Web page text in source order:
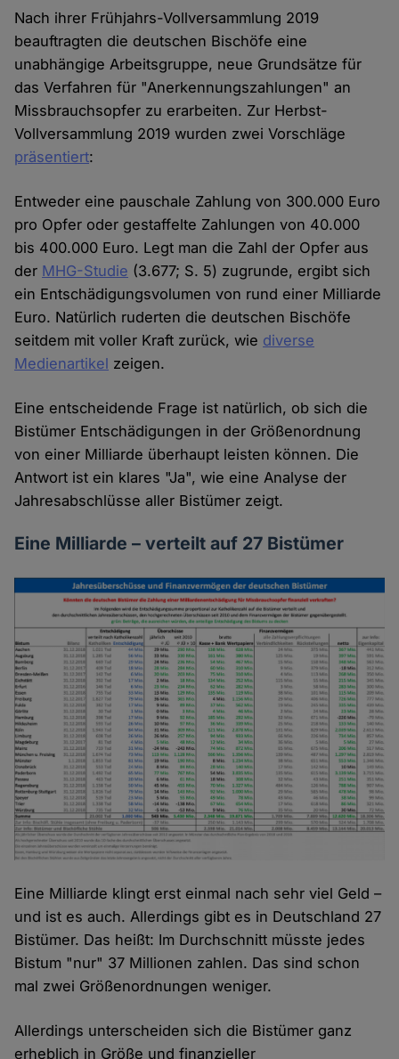
Nach ihrer Frühjahrs-Vollversammlung 2019
beauftragten die deutschen Bischöfe eine
unabhängige Arbeitsgruppe, neue Grundsätze für
das Verfahren für "Anerkennungszahlungen" an
Missbrauchsopfer zu erarbeiten. Zur Herbst-
Vollversammlung 2019 wurden zwei Vorschläge
präsentiert:
Entweder eine pauschale Zahlung von 300.000 Euro
pro Opfer oder gestaffelte Zahlungen von 40.000
bis 400.000 Euro. Legt man die Zahl der Opfer aus
der MHG-Studie (3.677; S. 5) zugrunde, ergibt sich
ein Entschädigungsvolumen von rund einer Milliarde
Euro. Natürlich ruderten die deutschen Bischöfe
seitdem mit voller Kraft zurück, wie diverse
Medienartikel zeigen.
Eine entscheidende Frage ist natürlich, ob sich die
Bistümer Entschädigungen in der Größenordnung
von einer Milliarde überhaupt leisten können. Die
Antwort ist ein klares "Ja", wie eine Analyse der
Jahresabschlüsse aller Bistümer zeigt.
Eine Milliarde – verteilt auf 27 Bistümer
Eine Milliarde klingt erst einmal nach sehr viel Geld –
und ist es auch. Allerdings gibt es in Deutschland 27
Bistümer. Das heißt: Im Durchschnitt müsste jedes
Bistum "nur" 37 Millionen zahlen. Das sind schon
mal zwei Größenordnungen weniger.
Allerdings unterscheiden sich die Bistümer ganz
erheblich in Größe und finanzieller